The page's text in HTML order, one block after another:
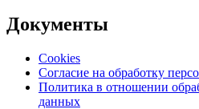
Документы
Cookies
Согласие на обработку
Политика в отношении
данных